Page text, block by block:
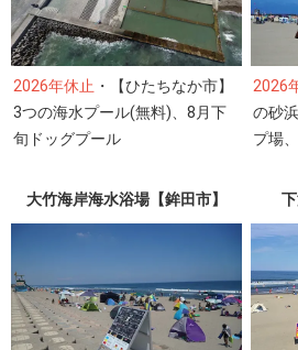
2026年休止 ・【ひたちなか市】
3つの海水プール(無料)、8月下
旬ドッグプール
2026
の砂
プ場
大竹海岸海水浴場【鉾田市】